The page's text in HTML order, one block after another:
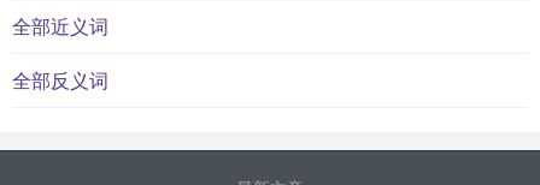
全部近义词
全部反义词